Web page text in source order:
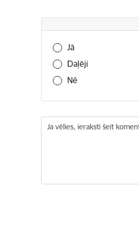
Vai šī informācija bija
Jā
Daļēji
Nē
Ja vēlies, ieraksti šeit